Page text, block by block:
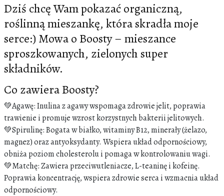
Dziś chcę Wam pokazać organiczną,
roślinną mieszankę, która skradła moje
serce:) Mowa o Boosty – mieszance
sproszkowanych, zielonych super
składników.
Co zawiera Boosty?
💚Agawę: Inulina z agawy wspomaga zdrowie jelit, poprawia
trawienie i promuje wzrost korzystnych bakterii jelitowych.
💚Spirulinę: Bogata w białko, witaminy B12, minerały (żelazo,
magnez) oraz antyoksydanty. Wspiera układ odpornościowy,
obniża poziom cholesterolu i pomaga w kontrolowaniu wagi.
💚Matchę: Zawiera przeciwutleniacze, L-teaninę i kofeinę.
Poprawia koncentrację, wspiera zdrowie serca i wzmacnia układ
odpornościowy.